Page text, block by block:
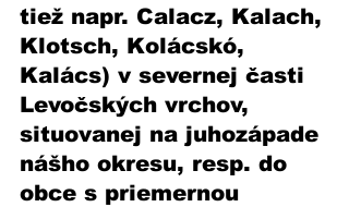
tiež napr. Calacz, Kalach,
Klotsch, Kolácskó,
Kalács) v severnej časti
Levočských vrchov,
situovanej na juhozápade
nášho okresu, resp. do
obce s priemernou